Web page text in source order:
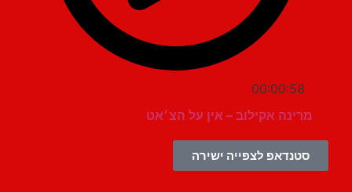
00:00:58
מרינה אקילוב – אין על הצ׳אט
סטנדאפ לצפייה ישירה